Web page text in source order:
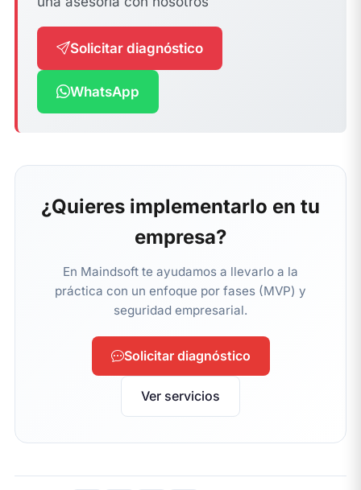
Solicitar diagnóstico
WhatsApp
¿Quieres implementarlo en tu
empresa?
En Maindsoft te ayudamos a llevarlo a la
práctica con un enfoque por fases (MVP) y
seguridad empresarial.
Solicitar diagnóstico
Ver servicios